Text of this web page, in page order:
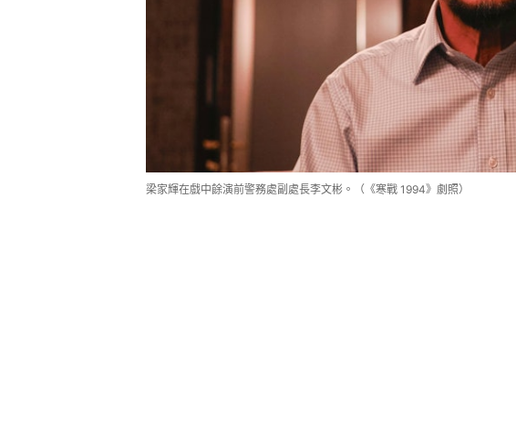
梁家輝在戲中餘演前警務處副處長李文彬。（《寒戰 1994》劇照）